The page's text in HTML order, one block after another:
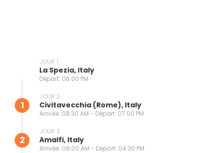
JOUR 1
La Spezia, Italy
Départ: 06:00 PM
1
JOUR 2
Civitavecchia (Rome), Italy
Arrivée: 08:30 AM - Départ: 07:00 PM
2
JOUR 3
Amalfi, Italy
Arrivée: 08:00 AM - Départ: 04:30 PM